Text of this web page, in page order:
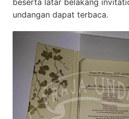
undangan dapat terbaca.